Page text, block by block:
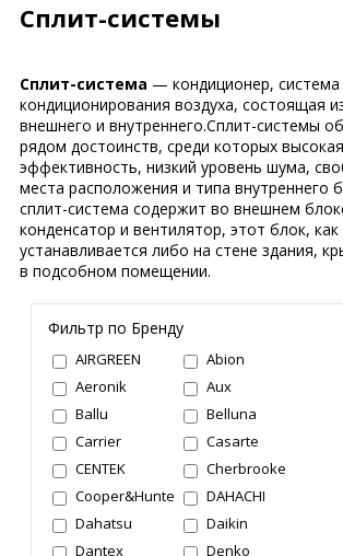
Сплит-системы
Сплит-система — кондиционер, система
кондиционирования воздуха, состоящая
внешнего и внутреннего.Сплит-системы
рядом достоинств, среди которых высокая
эффективность, низкий уровень шума,
места расположения и типа внутреннего
сплит-система содержит во внешнем
конденсатор и вентилятор, этот блок,
устанавливается либо на стене здания,
в подсобном помещении.
Фильтр по Бренду
AIRGREEN
Abion
Aeronik
Aux
Ballu
Belluna
Carrier
Casarte
CENTEK
Cherbrooke
Cooper&Hunter
DAHACHI
Dahatsu
Daikin
Dantex
Denko